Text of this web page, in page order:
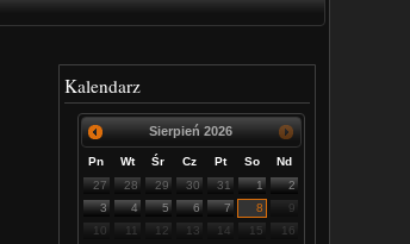
Kalendarz
Sierpień 2026
Pn Wt Śr Cz Pt So
Nd
27
28 29 30 31 1
2
3
4 5 6 7 8
9
10
11 12 13 14 15
16